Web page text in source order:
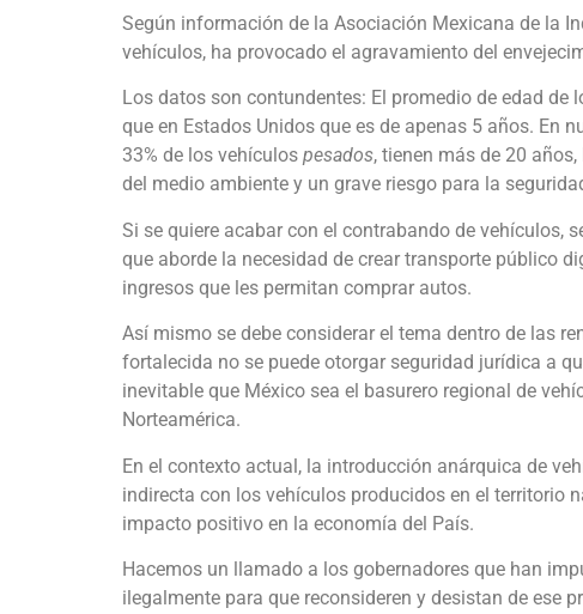
Según información de la Asociación Mexicana de la
vehículos, ha provocado el agravamiento del
Los datos son contundentes: El promedio de edad
que en Estados Unidos que es de apenas 5 años. En
33% de los vehículos pesados, tienen más de 20
del medio ambiente y un grave riesgo para la
Si se quiere acabar con el contrabando de vehículos,
que aborde la necesidad de crear transporte público
ingresos que les permitan comprar autos.
Así mismo se debe considerar el tema dentro de las
fortalecida no se puede otorgar seguridad jurídica a
inevitable que México sea el basurero regional de
Norteamérica.
En el contexto actual, la introducción anárquica de
indirecta con los vehículos producidos en el territorio
impacto positivo en la economía del País.
Hacemos un llamado a los gobernadores que han
ilegalmente para que reconsideren y desistan de ese